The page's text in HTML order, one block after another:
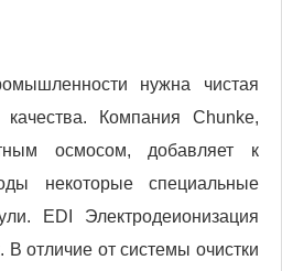
нужна чистая
Компания Chunke,
осмосом, добавляет к
некоторые специальные
EDI Электродеионизация
В отличие от системы очистки